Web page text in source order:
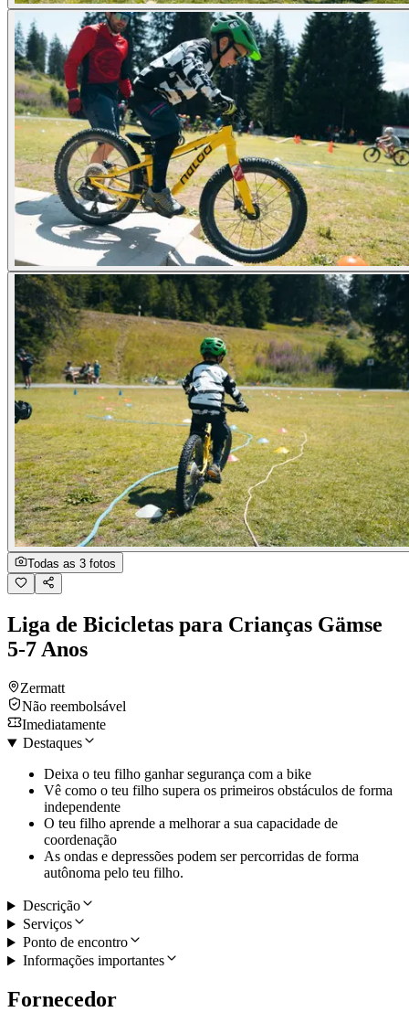
Todas as 3 fotos
Liga de Bicicletas para Crianças Gämse
5-7 Anos
Zermatt
Não reembolsável
Imediatamente
Destaques
Deixa o teu filho ganhar segurança com a bike
Vê como o teu filho supera os primeiros obstáculos de forma
independente
O teu filho aprende a melhorar a sua capacidade de
coordenação
As ondas e depressões podem ser percorridas de forma
autônoma pelo teu filho.
Descrição
Serviços
Ponto de encontro
Informações importantes
Fornecedor